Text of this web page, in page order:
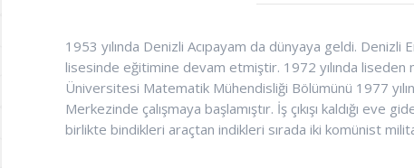
1953 yılında Denizli Acıpayam da dünyaya geldi.
lisesinde eğitimine devam etmiştir. 1972 yılında
Üniversitesi Matematik Mühendisliği Bölümünü 1977
Merkezinde çalışmaya başlamıştır. İş çıkışı kaldığı
birlikte bindikleri araçtan indikleri sırada iki komünist